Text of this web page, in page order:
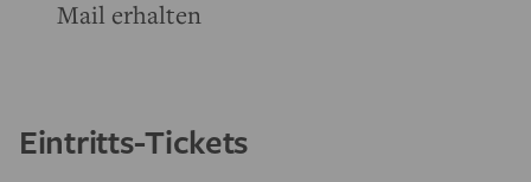
Mail erhalten
Eintritts-Tickets